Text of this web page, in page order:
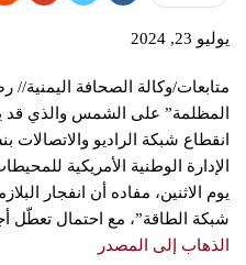
يوليو 23, 2024
متابعات/وكالة الصحافة اليمنية//
المظلمة” على الشمس والذي
يوم الاثنين، مفاده أن انفجار
شبكة الطاقة”، مع احتمال تعطّل
الذهاب إلى المصدر